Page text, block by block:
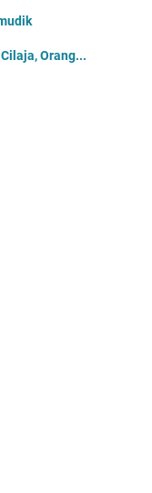
Orang...